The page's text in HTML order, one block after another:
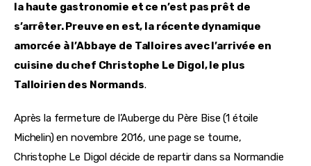
la haute gastronomie et ce n’est pas prêt de
s’arrêter. Preuve en est, la récente dynamique
amorcée à l’Abbaye de Talloires avec l’arrivée en
cuisine du chef Christophe Le Digol, le plus
Talloirien des Normands.
Après la fermeture de l’Auberge du Père Bise (1 étoile
Michelin) en novembre 2016, une page se tourne,
Christophe Le Digol décide de repartir dans sa Normandie